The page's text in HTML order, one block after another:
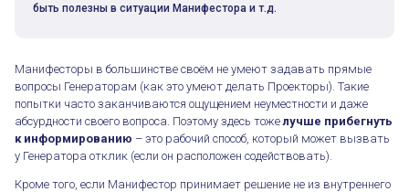
быть полезны в ситуации Манифестора и т.д.
Манифесторы в большинстве своём не умеют задавать прямые
вопросы Генераторам (как это умеют делать Проекторы). Такие
попытки часто заканчиваются ощущением неуместности и даже
абсурдности своего вопроса. Поэтому здесь тожелучше прибегнуть
к информированию – это рабочий способ, который может вызвать
у Генератора отклик (если он расположен содействовать).
Кроме того, если Манифестор принимает решение не из внутреннего